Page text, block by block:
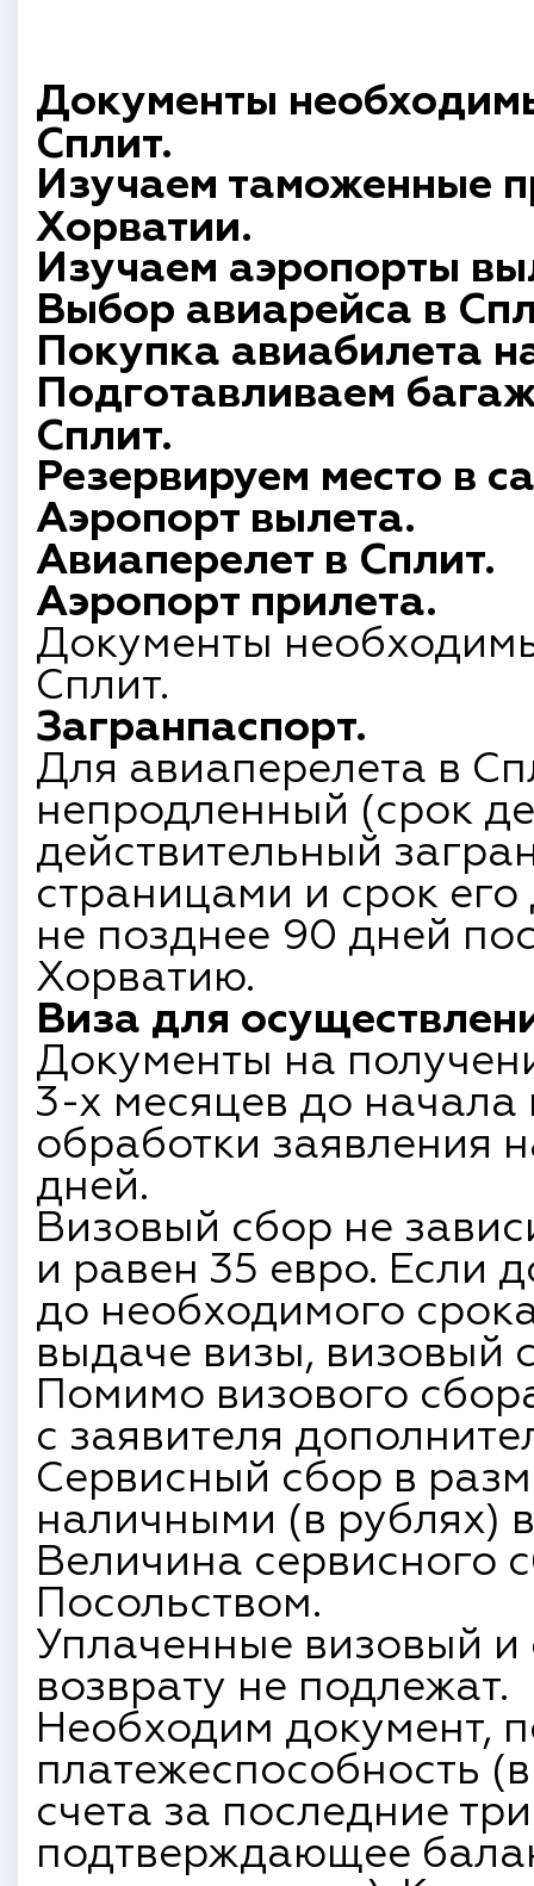
Документы
Сплит.
Изучаем таможенные
Хорватии.
Изучаем аэропорты
Выбор авиарейса в
Покупка авиабилета
Подготавливаем
Сплит.
Резервируем место в
Аэропорт вылета.
Авиаперелет в Сплит.
Аэропорт прилета.
Документы
Сплит.
Загранпаспорт.
Для авиаперелета в
непродленный (срок
действительный
страницами и срок его
не позднее 90 дней
Хорватию.
Виза для
Документы на
3-х месяцев до начала
обработки заявления
дней.
Визовый сбор не
и равен 35 евро. Если
до необходимого
выдаче визы, визовый
Помимо визового
с заявителя
Сервисный сбор в
наличными (в рублях)
Величина сервисного
Посольством.
Уплаченные визовый
возврату не подлежат.
Необходим документ,
платежеспособность
счета за последние
подтверждающее